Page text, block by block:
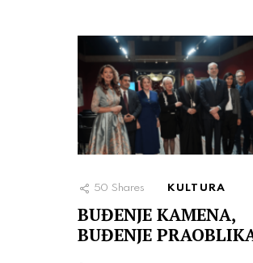
50 Shares KULTURA
BUĐENJE KAMENA,
BUĐENJE